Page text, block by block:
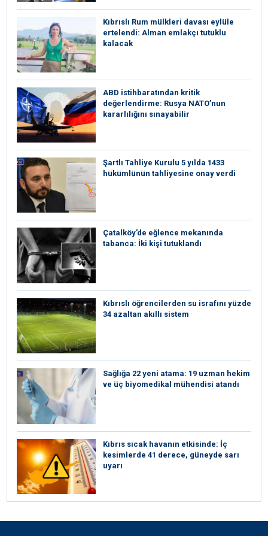
Kıbrıslı Rum mülkleri davası eylüle
ertelendi: Alman emlakçı tutuklu
kalacak
ABD istihbaratından kritik
değerlendirme: Rusya NATO’nun
kararlılığını sınayabilir
Şartlı Tahliye Kurulu 5 yılda 1433
hükümlünün tahliyesine onay verdi
Çatalköy’de eğlence mekanında
tabanca: İki kişi tutuklandı
Kıbrıslı öğrencilerden su israfını yüzde
34 azaltan akıllı sistem
Sağlığa 22 yeni atama: 19 uzman hekim
ve üç biyomedikal mühendisi atandı
Kıbrıs sıcak havanın etkisinde: İç
kesimlerde 41 derece, güneyde sarı
uyarı